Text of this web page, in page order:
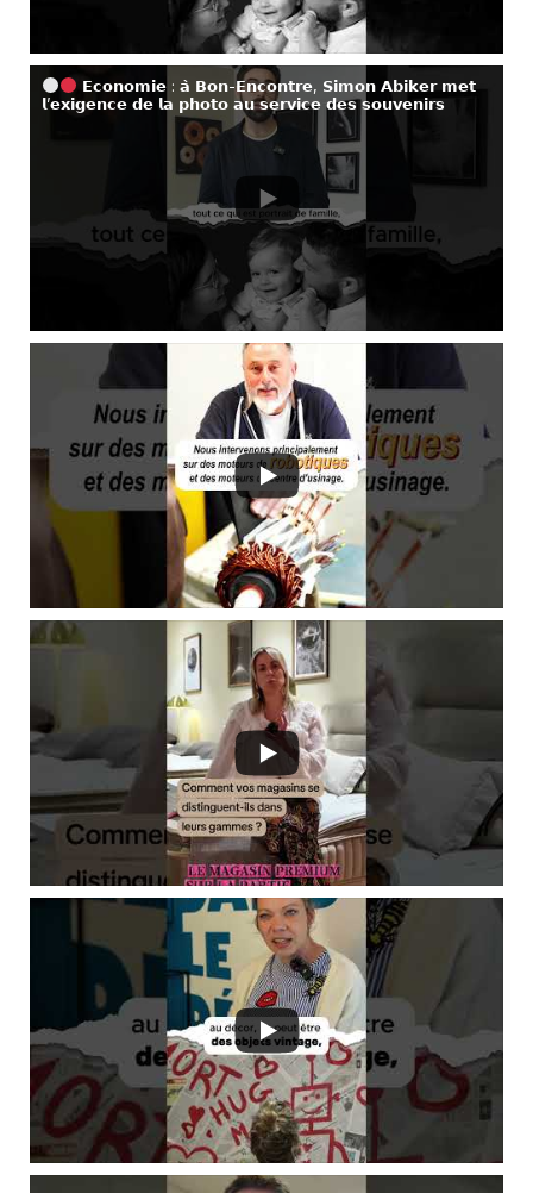
𝗘𝗰𝗼𝗻𝗼𝗺𝗶𝗲 : 𝗮̀ 𝗕𝗼𝗻-𝗘𝗻𝗰𝗼𝗻𝘁𝗿𝗲, 𝗦𝗶𝗺𝗼𝗻 𝗔𝗯𝗶𝗸𝗲𝗿 𝗺𝗲𝘁
𝗹’𝗲𝘅𝗶𝗴𝗲𝗻𝗰𝗲 𝗱𝗲 𝗹𝗮 𝗽𝗵𝗼𝘁𝗼 𝗮𝘂 𝘀𝗲𝗿𝘃𝗶𝗰𝗲 𝗱𝗲𝘀 𝘀𝗼𝘂𝘃𝗲𝗻𝗶𝗿𝘀